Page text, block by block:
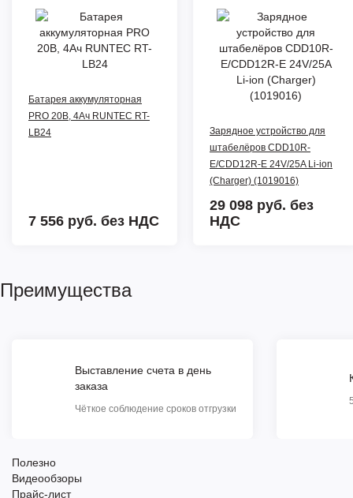
Батарея аккумуляторная
PRO 20В, 4Ач RUNTEC RT-
LB24
7 556 руб. без НДС
Зарядное устройство для
штабелёров CDD10R-
E/CDD12R-E 24V/25A Li-ion
(Charger) (1019016)
29 098 руб. без
НДС
Преимущества
Выставление счета в день
заказа
Чёткое соблюдение сроков отгрузки
Полезно
Видеообзоры
Прайс-лист